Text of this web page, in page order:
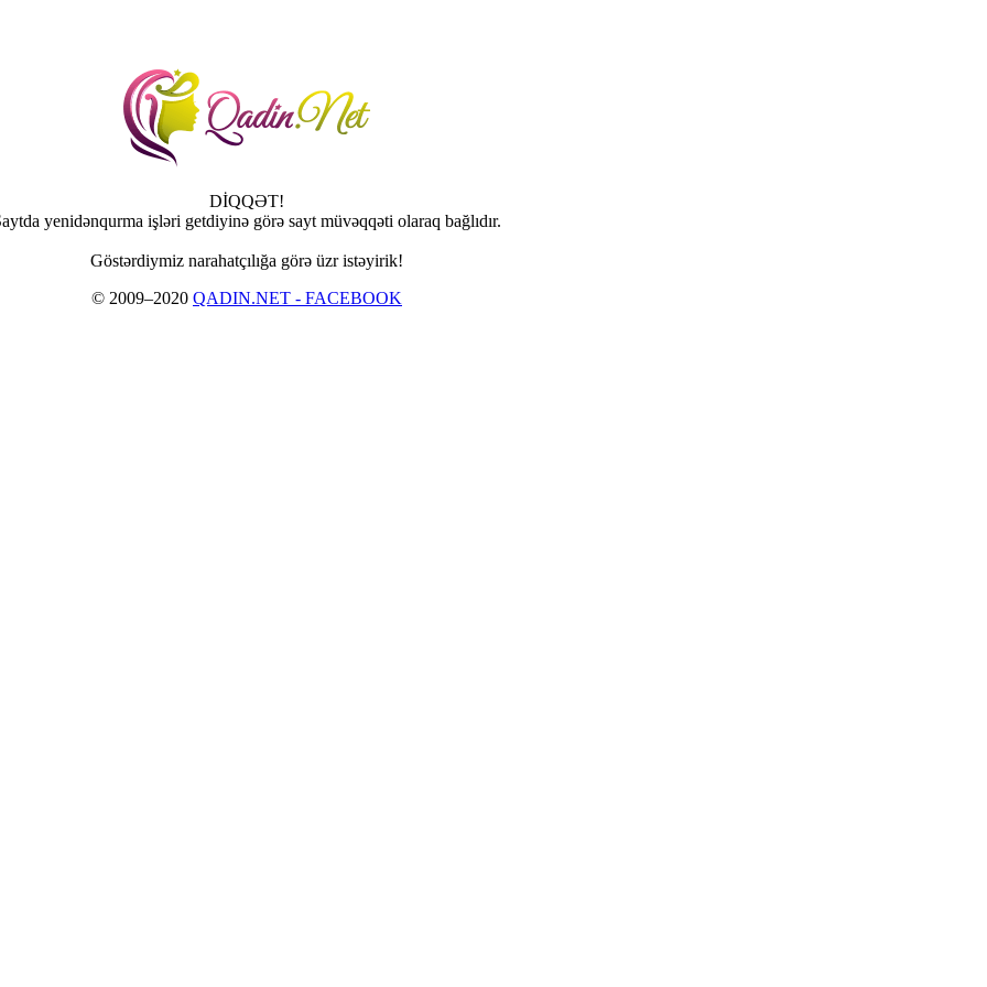
DİQQƏT!
yenidənqurma işləri getdiyinə görə sayt müvəqqəti olaraq bağlıdır.
Göstərdiymiz narahatçılığa görə üzr istəyirik!
© 2009–2020 QADIN.NET - FACEBOOK